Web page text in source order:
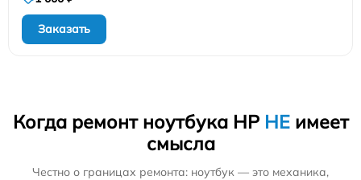
Заказать
Когда ремонт ноутбука HP НЕимеет
смысла
Честно о границах ремонта: ноутбук — это механика,